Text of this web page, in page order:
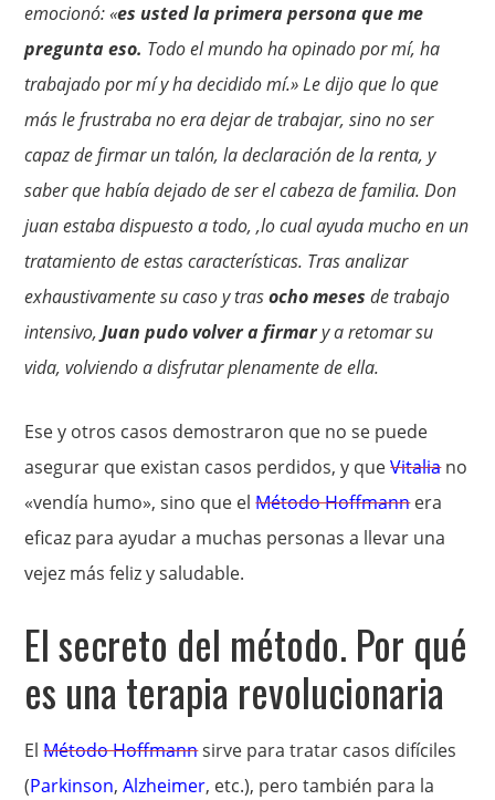
emocionó: «es usted la primera persona que me
pregunta eso. Todo el mundo ha opinado por mí, ha
trabajado por mí y ha decidido mí.» Ledijo que lo que
más le frustraba no era dejar de trabajar, sino no ser
capaz de firmar un talón, la declaración de la renta, y
saber que había dejado de ser el cabeza de familia. Don
juan estaba dispuesto a todo, ,lo cual ayuda mucho en un
tratamiento de estas características. Tras analizar
exhaustivamente su caso y trasocho meses de trabajo
intensivo,Juan pudo volver a firmary a retomar su
vida, volviendo a disfrutar plenamente de ella.
Ese y otros casos demostraron que no se puede
asegurar que existan casos perdidos, y queVitaliano
«vendía humo», sino que elMétodo Hoffmannera
eficaz para ayudar a muchas personas a llevar una
vejez más feliz y saludable.
El secreto del método. Por qué
es una terapia revolucionaria
ElMétodo Hoffmannsirve para tratar casos difíciles
(Parkinson,Alzheimer, etc.), pero también para la